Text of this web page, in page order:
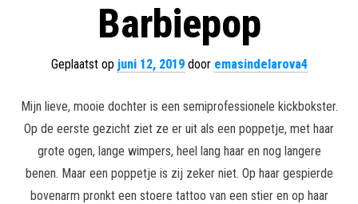
Barbiepop
Geplaatst op juni 12, 2019door emasindelarova4
Mijn lieve, mooie dochter is een semiprofessionele kickbokster.
Op de eerste gezicht ziet ze er uit als een poppetje, met haar
grote ogen, lange wimpers, heel lang haar en nog langere
benen. Maar een poppetje is zij zeker niet. Op haar gespierde
bovenarm pronkt een stoere tattoo van een stier en op haar